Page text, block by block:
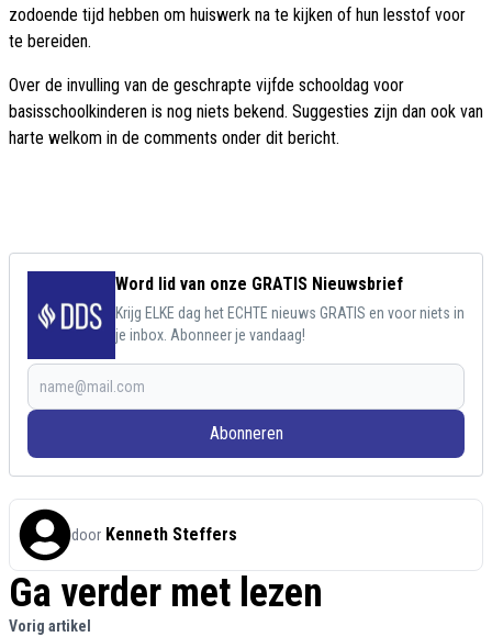
zodoende tijd hebben om huiswerk na te kijken of hun lesstof voor
te bereiden.
Over de invulling van de geschrapte vijfde schooldag voor
basisschoolkinderen is nog niets bekend. Suggesties zijn dan ook van
harte welkom in de comments onder dit bericht.
Word lid van onze GRATIS Nieuwsbrief
Krijg ELKE dag het ECHTE nieuws GRATIS en voor niets in
je inbox. Abonneer je vandaag!
Abonneren
door Kenneth Steffers
Ga verder met lezen
Vorig artikel